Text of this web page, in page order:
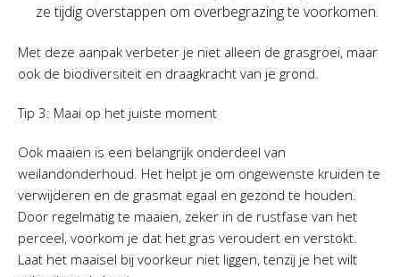
ze tijdig overstappen om overbegrazing te voorkomen.
Met deze aanpak verbeter je niet alleen de grasgroei, maar
ook de biodiversiteit en draagkracht van je grond.
Tip 3: Maai op het juiste moment
Ook maaien is een belangrijk onderdeel van
weilandonderhoud. Het helpt je om ongewenste kruiden te
verwijderen en de grasmat egaal en gezond te houden.
Door regelmatig te maaien, zeker in de rustfase van het
perceel, voorkom je dat het gras veroudert en verstokt.
Laat het maaisel bij voorkeur niet liggen, tenzij je het wilt